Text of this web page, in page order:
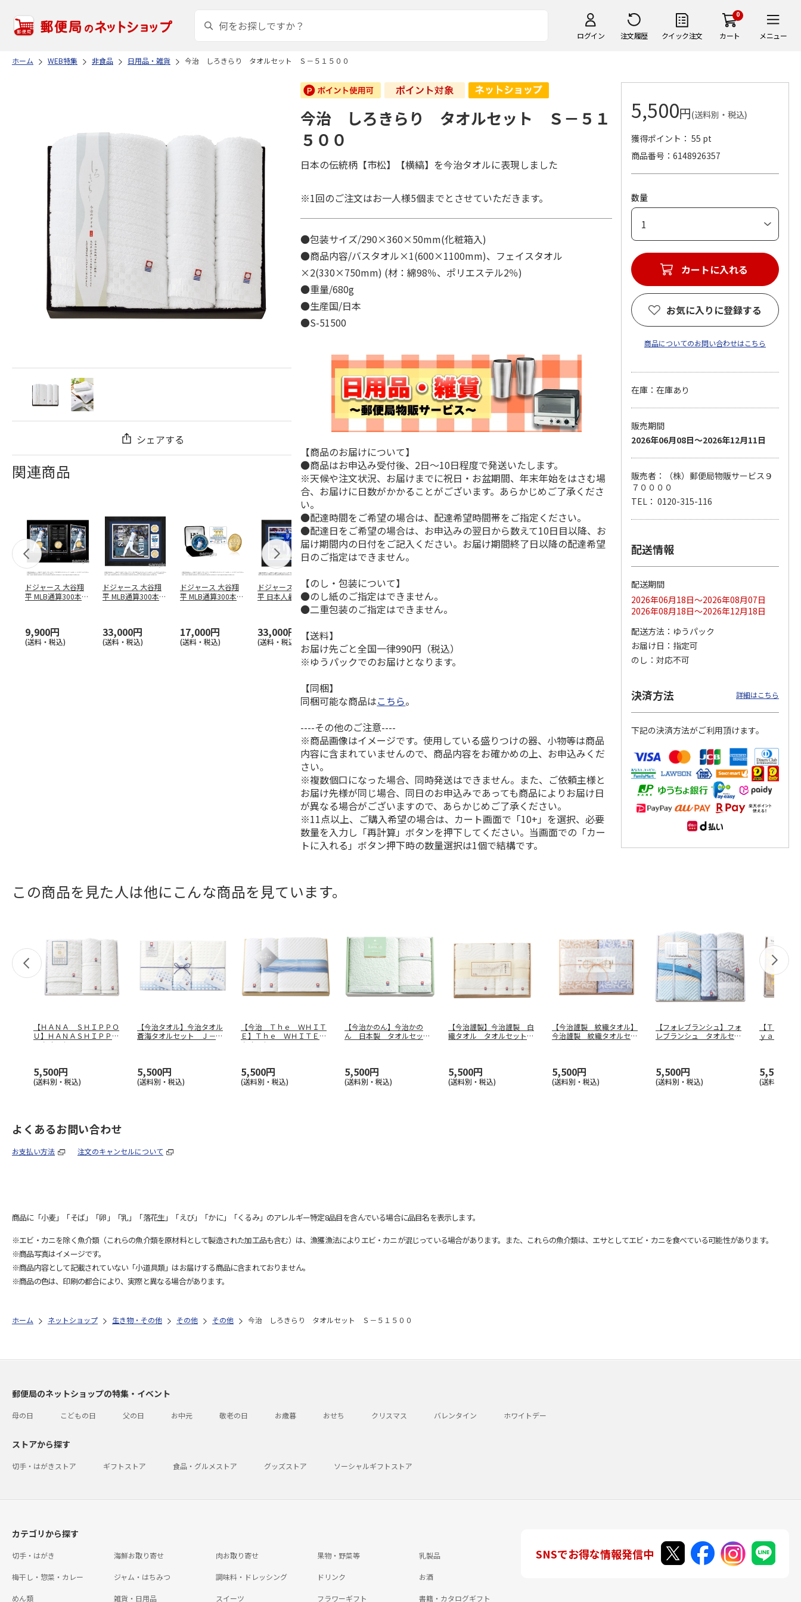
ログイン 注文履歴 クイック注文
0
カート メニュー
ホーム WEB特集 非食品 日用品・雑貨 今治 しろきらり タオルセット Ｓ－５１５００
シェアする
関連商品
ドジャース 大谷翔
平 MLB通算300本塁
9,900円
(送料・税込)
ドジャース 大谷翔
平 MLB通算300本塁
33,000円
(送料・税込)
ドジャース 大谷翔
平 MLB通算300本塁
17,000円
(送料・税込)
ドジャース 大谷翔
平 日本人最多53試
合連続出塁記念 ダ
33,000円
(送料・税込)
MLB ドジャース 大
谷翔平 2026 NL 3・
4月投手…
平 日本人最多53試
合連続出塁記念 コ
イ…
ドジャース 大谷翔
平 日本人最多53試
合連続出塁記念 シ
ル…
17,000円
(送料・税込)
谷翔平 2026 NL 3・
4月投手…
今治 しろきらり タオルセット Ｓ－５１
５００
日本の伝統柄【市松】【横縞】を今治タオルに表現しました
※1回のご注文はお一人様5個までとさせていただきます。
●包装サイズ/290×360×50mm(化粧箱入)
●商品内容/バスタオル×1(600×1100mm)、フェイスタオル
×2(330×750mm) (材：綿98％、ポリエステル2％)
●重量/680g
●生産国/日本
●S-51500
【商品のお届けについて】
●商品はお申込み受付後、2日～10日程度で発送いたします。
※天候や注文状況、お届けまでに祝日・お盆期間、年末年始をはさむ場
合、お届けに日数がかかることがございます。あらかじめご了承くださ
い。
●配達時間をご希望の場合は、配達希望時間帯をご指定ください。
●配達日をご希望の場合は、お申込みの翌日から数えて10日目以降、お
届け期間内の日付をご記入ください。お届け期間終了日以降の配達希望
日のご指定はできません。
【のし・包装について】
●のし紙のご指定はできません。
●二重包装のご指定はできません。
【送料】
お届け先ごと全国一律990円（税込）
※ゆうパックでのお届けとなります。
【同梱】
同梱可能な商品はこちら。
----その他のご注意----
※商品画像はイメージです。使用している盛りつけの器、小物等は商品
内容に含まれていませんので、商品内容をお確かめの上、お申込みくだ
さい。
※複数個口になった場合、同時発送はできません。また、ご依頼主様と
お届け先様が同じ場合、同日のお申込みであっても商品によりお届け日
が異なる場合がございますので、あらかじめご了承ください。
※11点以上、ご購入希望の場合は、カート画面で「10+」を選択、必要
数量を入力し「再計算」ボタンを押下してください。当画面での「カー
トに入れる」ボタン押下時の数量選択は1個で結構です。
5,500円(送料別・税込)
獲得ポイント： 55 pt
商品番号
6148926357
数量
カートに入れる
お気に入りに登録する
商品についてのお問い合わせはこちら
在庫：在庫あり
販売期間
2026年06月08日～2026年12月11日
販売者：（株）郵便局物販サービス９
７００００
TEL： 0120-315-116
配送情報
配送期間
2026年06月18日～2026年08月07日
2026年08月18日～2026年12月18日
配送方法
ゆうパック
お届け日
指定可
のし
対応不可
決済方法 詳細はこちら
下記の決済方法がご利用頂けます。
この商品を見た人は他にこんな商品を見ています。
【ＨＡＮＡ ＳＨＩＰＰＯ
Ｕ】ＨＡＮＡＳＨＩＰＰＯ
Ｕタオルセ
5,500円
(送料別・税込)
【今治タオル】今治タオル
蒼海タオルセット Ｊ－４
5,500円
(送料別・税込)
【今治 Ｔｈｅ ＷＨＩＴ
Ｅ】Ｔｈｅ ＷＨＩＴＥ
タオルセッ
5,500円
(送料別・税込)
【今治かのん】今治かの
ん 日本製 タオルセッ
5,500円
(送料別・税込)
【今治謹製】今治謹製 白
織タオル タオルセット
5,500円
(送料別・税込)
【今治謹製 紋織タオル】
今治謹製 紋織タオルセッ
5,500円
(送料別・税込)
【フォレブランシュ】フォ
レブランシュ タオルセッ
5,500円
(送料別・税込)
【Ｔａｏｙ
ｙａｋａミ
5,500円
(送料別・税
よくあるお問い合わせ
お支払い方法 注文のキャンセルについて
商品に「小麦」「そば」「卵」「乳」「落花生」「えび」「かに」「くるみ」のアレルギー特定8品目を含んでいる場合に品目名を表示します。
※エビ・カニを除く魚介類（これらの魚介類を原材料として製造された加工品も含む）は、漁獲漁法によりエビ・カニが混じっている場合があります。また、これらの魚介類は、エサとしてエビ・カニを食べている可能性があります。
※商品写真はイメージです。
※商品内容として記載されていない「小道具類」はお届けする商品に含まれておりません。
※商品の色は、印刷の都合により、実際と異なる場合があります。
ホーム ネットショップ 生き物・その他 その他 その他 今治 しろきらり タオルセット Ｓ－５１５００
郵便局のネットショップの特集・イベント
母の日 こどもの日 父の日 お中元 敬老の日 お歳暮 おせち クリスマス バレンタイン ホワイトデー
ストアから探す
切手・はがきストア ギフトストア 食品・グルメストア グッズストア ソーシャルギフトストア
カテゴリから探す
切手・はがき 海鮮お取り寄せ 肉お取り寄せ 果物・野菜等 乳製品
梅干し・惣菜・カレー ジャム・はちみつ 調味料・ドレッシング ドリンク お酒
めん類 雑貨・日用品 スイーツ フラワーギフト 書籍・カタログギフト
SNSでお得な情報発信中